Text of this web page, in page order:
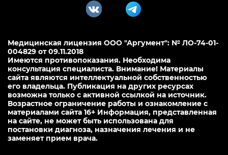
Медицинская лицензия ООО "Аргумент": № ЛО-74-01-
004829 от 09.11.2018
Имеются противопоказания. Необходима
консультация специалиста. Внимание! Материалы
сайта являются интеллектуальной собственностью
его владельца. Публикация на других ресурсах
возможна только с активной ссылкой на источник.
Возрастное ограничение работы и ознакомление с
материалами сайта 16+ Информация, представленная
на сайте, не может быть использована для
постановки диагноза, назначения лечения и не
заменяет прием врача.